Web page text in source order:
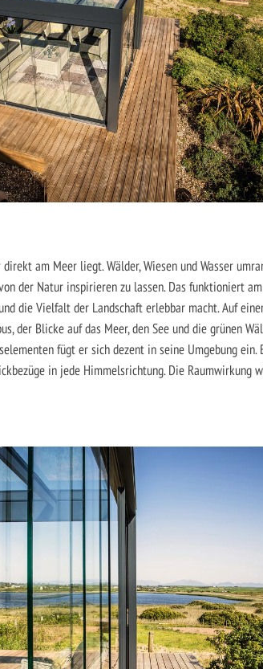
am Meer liegt. Wälder, Wiesen und Wasser
der Natur inspirieren zu lassen. Das funktioniert
die Vielfalt der Landschaft erlebbar macht. Auf
der Blicke auf das Meer, den See und die grünen
fügt er sich dezent in seine Umgebung
in jede Himmelsrichtung. Die Raumwirkung